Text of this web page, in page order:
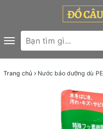
Toggle
navigation
Trang chủ Nước bảo dưỡng dù